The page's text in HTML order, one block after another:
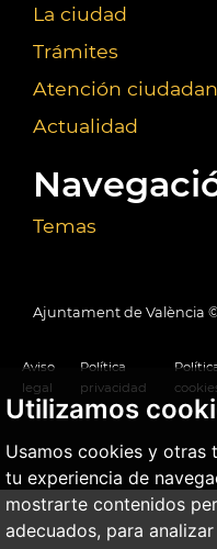
Utilizamos
Usamos cookies y otras
tu experiencia de
mostrarte contenidos
adecuados, para
La ciudad
Trámites
Atención
Actualidad
Temas
Ajuntament de València
Aviso
legal
Política
privacidad